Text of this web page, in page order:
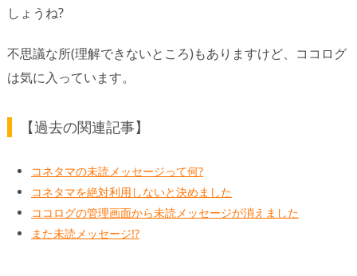
しょうね?
不思議な所(理解できないところ)もありますけど、ココログ
は気に入っています。
【過去の関連記事】
コネタマの未読メッセージって何?
コネタマを絶対利用しないと決めました
ココログの管理画面から未読メッセージが消えました
また未読メッセージ!?